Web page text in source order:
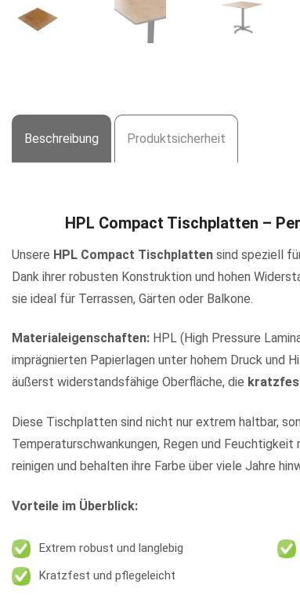
Beschreibung Produktsicherheit
HPL Compact Tischplatten –
Unsere HPL Compact Tischplatten sind speziell
Dank ihrer robusten Konstruktion und hohen
sie ideal für Terrassen, Gärten oder Balkone.
Materialeigenschaften: HPL (High Pressure
imprägnierten Papierlagen unter hohem Druck und
äußerst widerstandsfähige Oberfläche, die
Diese Tischplatten sind nicht nur extrem haltbar,
Temperaturschwankungen, Regen und
reinigen und behalten ihre Farbe über viele Jahre
Vorteile im Überblick:
Extrem robust und langlebig
Kratzfest und pflegeleicht